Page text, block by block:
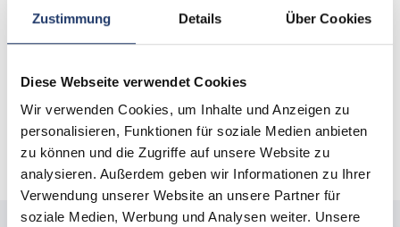
Zustimmung Details Über Cookies
Diese Webseite verwendet Cookies
Wir verwenden Cookies, um Inhalte und Anzeigen zu
personalisieren, Funktionen für soziale Medien anbieten
zu können und die Zugriffe auf unsere Website zu
analysieren. Außerdem geben wir Informationen zu Ihrer
Verwendung unserer Website an unsere Partner für
soziale Medien, Werbung und Analysen weiter. Unsere
E-Mail
:
info@wildhoeve.nl
Geöffnet von: 27.03.2026 bis 30.09.2026
Nächster Bahnhof: 't Harde
Nächster Ort: Emst